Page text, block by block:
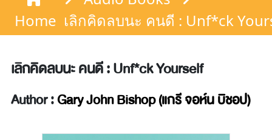
Home เลิกคิดลบนะ คนดี : Unf*ck
เลิกคิดลบนะ คนดี : Unf*ck Yourself
Author :Gary John Bishop (แกรี จอห์น บิชอป)